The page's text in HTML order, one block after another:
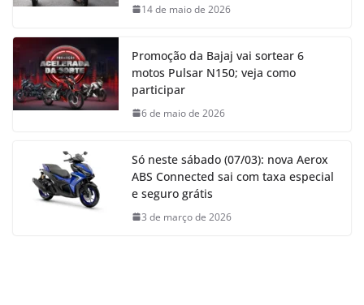
14 de maio de 2026
Promoção da Bajaj vai sortear 6
motos Pulsar N150; veja como
participar
6 de maio de 2026
Só neste sábado (07/03): nova Aerox
ABS Connected sai com taxa especial
e seguro grátis
3 de março de 2026